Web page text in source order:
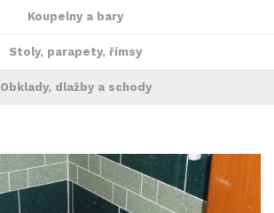
Koupelny a bary
Stoly, parapety, římsy
Obklady, dlažby a schody